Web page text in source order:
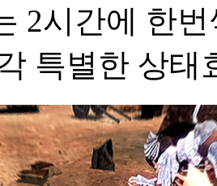
2시간에 한
특별한 상태